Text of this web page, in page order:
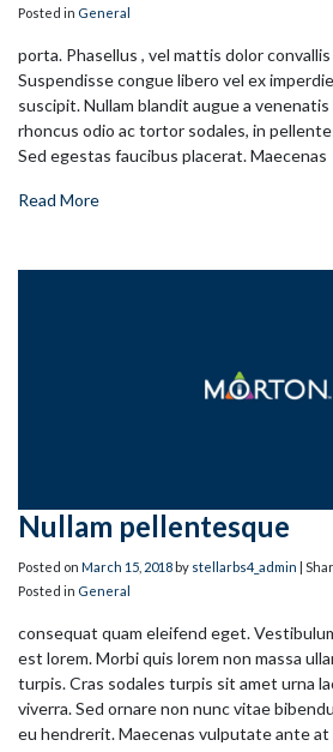
Posted in General
porta. Phasellus , vel mattis dolor
Suspendisse congue libero vel ex
suscipit. Nullam blandit augue a
rhoncus odio ac tortor sodales, in
Sed egestas faucibus placerat. Maecenas
Read More
Nullam pellentesque
Posted on March 15 2018by stellarbs4_admin |
Posted in General
consequat quam eleifend eget.
est lorem. Morbi quis lorem non massa
turpis. Cras sodales turpis sit amet urna
viverra. Sed ornare non nunc vitae
eu hendrerit. Maecenas vulputate ante at